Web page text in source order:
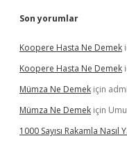
Son yorumlar
Koopere Hasta Ne Demek
Koopere Hasta Ne Demek
Mümza Ne Demek için
Mümza Ne Demek için
1000 Sayısı Rakamla Nasıl